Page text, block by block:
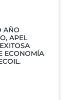
AÑO
APEL
ECONOMÍA